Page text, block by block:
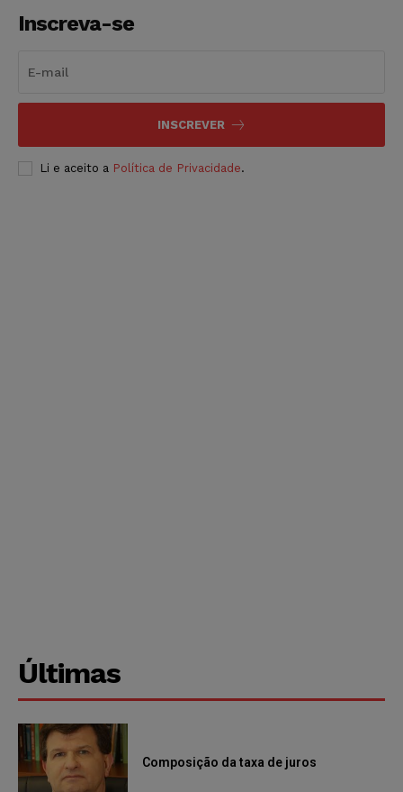
Inscreva-se
INSCREVER
Li e aceito a Política de Privacidade.
Últimas
Composição da taxa de juros